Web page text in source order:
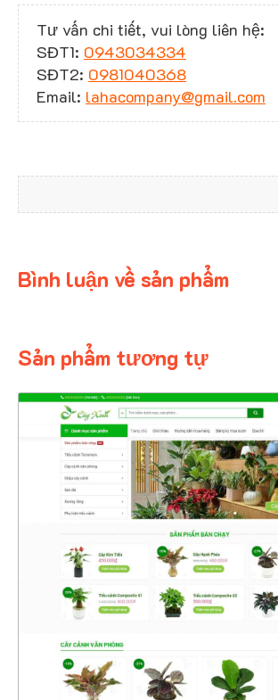
Tư vấn chi tiết, vui lòng liên hệ:
SĐT1: 0943034334
SĐT2: 0981040368
Email: lahacompany@gmail.com
Bình luận về sản phẩm
Sản phẩm tương tự
4354
CHI TIẾT